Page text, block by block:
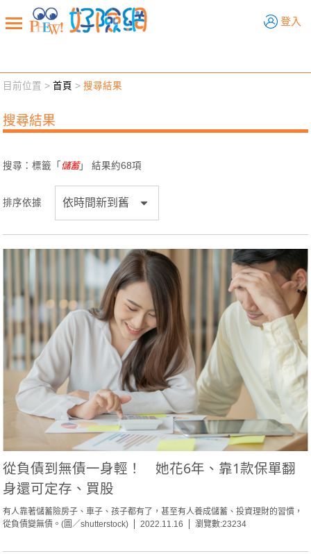
登入
新聞觀點 業務交流
退休先準備 好險學堂 輔銷工具 活動專區
目前位置 >首頁 >搜尋結果
搜尋結果
搜尋：標籤「 儲蓄」 結果約68項
排序依據
從負債到無債一身輕！ 她花6年、靠1款保單翻
身還可定存、買股
有人靠著儲蓄險房子、車子、孩子都有了，甚至有人養成儲蓄、投資理財的習慣，
從負債變無債。(圖／shutterstock)
2022.11.16 瀏覽數:23234